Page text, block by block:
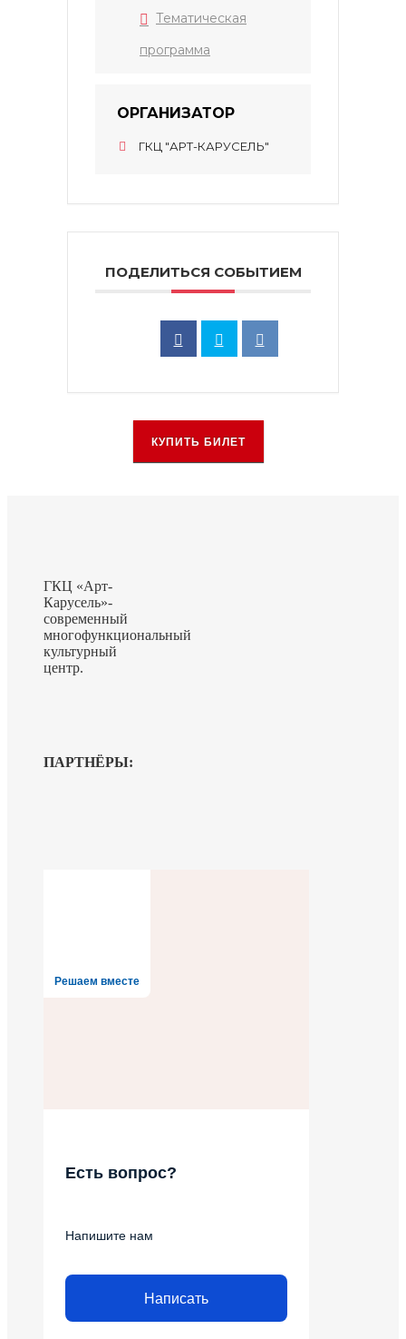
Тематическая
программа
ОРГАНИЗАТОР
ГКЦ "АРТ-КАРУСЕЛЬ"
ПОДЕЛИТЬСЯ СОБЫТИЕМ
КУПИТЬ БИЛЕТ
ГКЦ «Арт-
Карусель»-
современный
многофункциональный
культурный
центр.
ПАРТНЁРЫ:
Решаем вместе
Есть вопрос?
Напишите нам
Написать